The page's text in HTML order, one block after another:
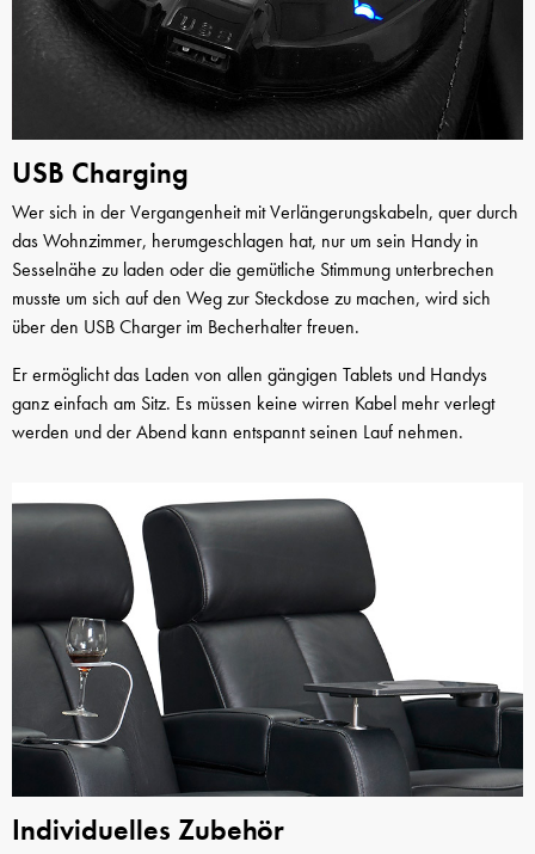
USB Charging
Wer sich in der Vergangenheit mit Verlängerungskabeln, quer durch
das Wohnzimmer, herumgeschlagen hat, nur um sein Handy in
Sesselnähe zu laden oder die gemütliche Stimmung unterbrechen
musste um sich auf den Weg zur Steckdose zu machen, wird sich
über den USB Charger im Becherhalter freuen.
Er ermöglicht das Laden von allen gängigen Tablets und Handys
ganz einfach am Sitz. Es müssen keine wirren Kabel mehr verlegt
werden und der Abend kann entspannt seinen Lauf nehmen.
Individuelles Zubehör